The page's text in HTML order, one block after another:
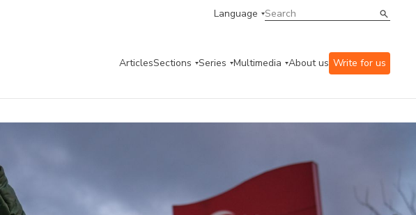
Language
ArticlesSections Series Multimedia About us Write for us